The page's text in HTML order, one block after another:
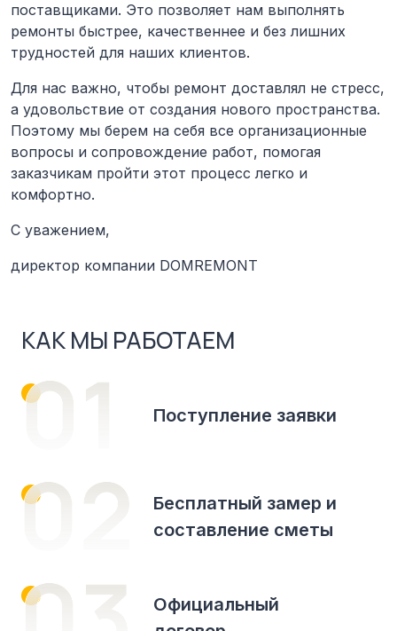
поставщиками. Это позволяет нам выполнять
ремонты быстрее, качественнее и без лишних
трудностей для наших клиентов.
Для нас важно, чтобы ремонт доставлял не стресс,
а удовольствие от создания нового пространства.
Поэтому мы берем на себя все организационные
вопросы и сопровождение работ, помогая
заказчикам пройти этот процесс легко и
комфортно.
С уважением,
директор компании DOMREMONT
КАК МЫ РАБОТАЕМ
Поступление заявки
Бесплатный замер и
составление сметы
Официальный